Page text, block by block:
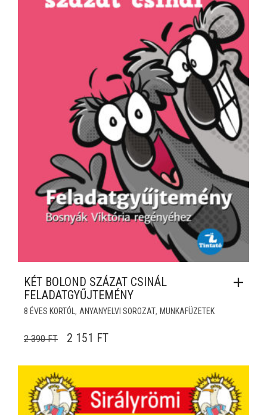
KÉT BOLOND SZÁZAT CSINÁL
FELADATGYŰJTEMÉNY
8 ÉVES KORTÓL, ANYANYELVI SOROZAT, MUNKAFÜZETEK
2 390FT ORIGINAL PRICE WAS: 2 390 FT.
2 151 FTCURRENT PRICE IS: 2 151 FT.